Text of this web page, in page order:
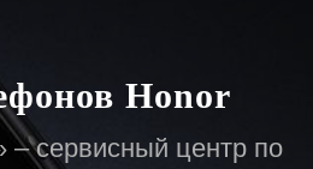
Honor
– сервисный центр по